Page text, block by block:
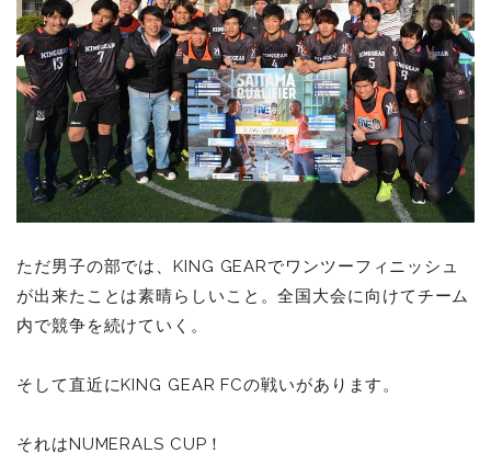
ただ男子の部では、KING GEARでワンツーフィニッシュ
が出来たことは素晴らしいこと。全国大会に向けてチーム
内で競争を続けていく。
そして直近にKING GEAR FCの戦いがあります。
それはNUMERALS CUP！